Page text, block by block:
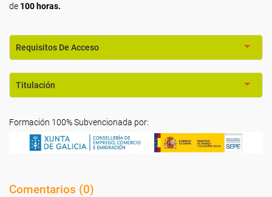
de 100 horas.
Requisitos De Acceso
Titulación
Formación 100% Subvencionada por:
Comentarios (0)